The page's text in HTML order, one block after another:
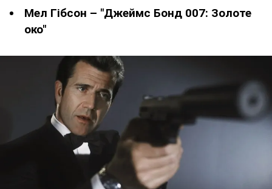
Мел Гібсон – "Джеймс Бонд 007: Золоте
око"